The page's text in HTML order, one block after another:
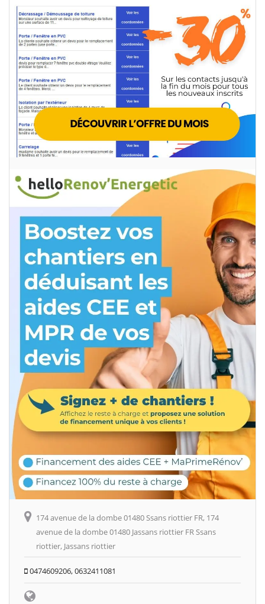
174 avenue de la dombe 01480 Ssans riottier FR, 174
avenue de la dombe 01480 Jassans riottier FR Ssans
riottier, Jassans riottier
0474609206, 0632411081